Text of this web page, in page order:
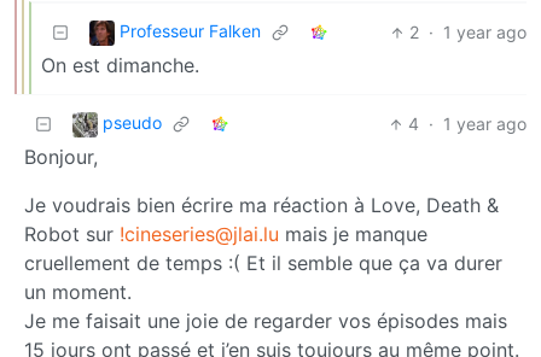
Professeur Falken 2 · 1 year ago
On est dimanche.
pseudo 4 · 1 year ago
Bonjour,
Je voudrais bien écrire ma réaction à Love, Death &
Robot sur !cineseries@jlai.lu mais je manque
cruellement de temps :( Et il semble que ça va durer
un moment.
Je me faisait une joie de regarder vos épisodes mais
15 jours ont passé et j’en suis toujours au même point.